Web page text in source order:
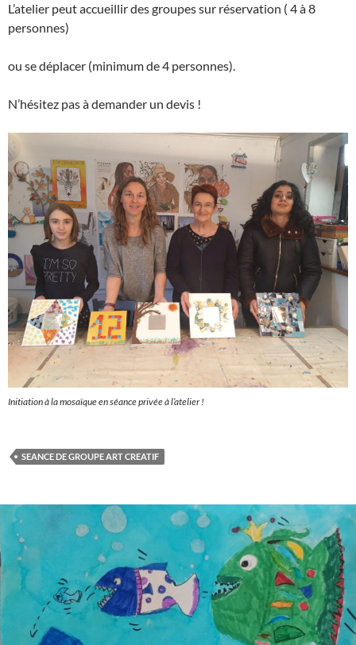
L’atelier peut accueillir des groupes sur réservation ( 4 à 8
personnes)
ou se déplacer (minimum de 4 personnes).
N’hésitez pas à demander un devis !
Initiation à la mosaïque en séance privée à l’atelier !
SEANCE DE GROUPE ART CREATIF